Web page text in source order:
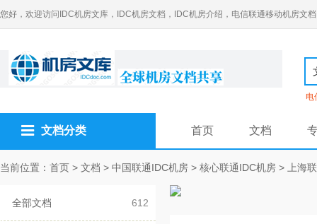
您好，欢迎访问IDC机房文库，IDC机房文档，IDC机房介绍，电信联通移动机房文档
电
文档分类 首页 文档
当前位置： 首页 > 文档 > 中国联通IDC机房 > 核心联通IDC机房 > 上海
全部文档 612